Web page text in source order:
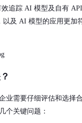
追踪 AI 模型及自有
以及 AI 模型的应用更加
业需要仔细评估和选择
个关键问题：